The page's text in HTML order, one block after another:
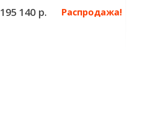
195 140 р. Распродажа!